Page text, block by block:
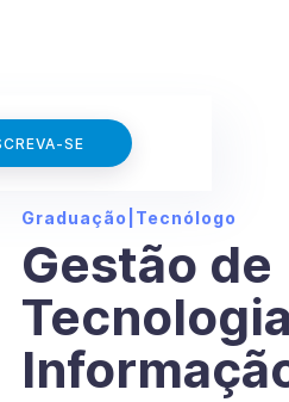
SE
Graduação Tecnólogo
Gestão de